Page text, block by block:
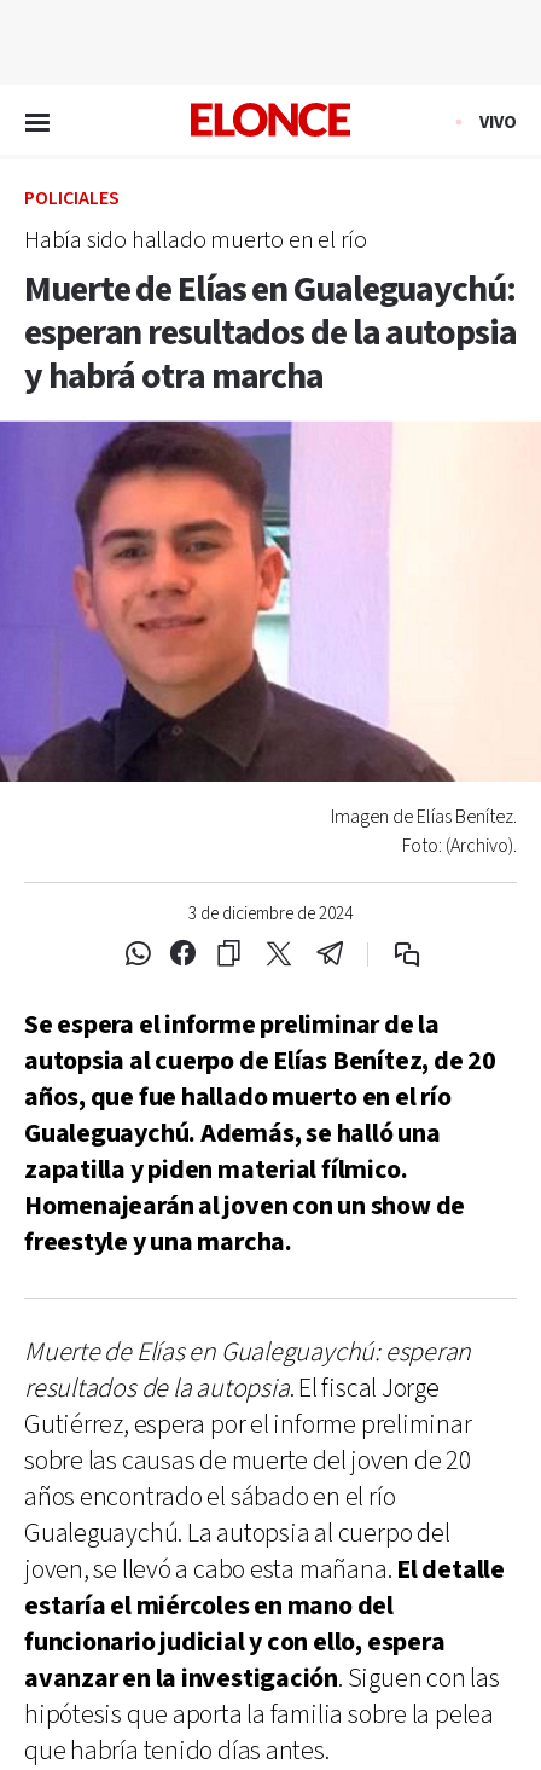
VIVO
POLICIALES
Había sido hallado muerto en el río
Muerte de Elías en Gualeguaychú:
esperan resultados de la autopsia
y habrá otra marcha
3 de diciembre de 2024
Imagen de Elías Benítez.
Foto: (Archivo).
Se espera el informe preliminar de la
autopsia al cuerpo de Elías Benítez, de 20
años, que fue hallado muerto en el río
Gualeguaychú. Además, se halló una
zapatilla y piden material fílmico.
Homenajearán al joven con un show de
freestyle y una marcha.
Muerte de Elías en Gualeguaychú: esperan
resultados de la autopsia. El fiscal Jorge
Gutiérrez, espera por el informe preliminar
sobre las causas de muerte del joven de 20
años encontrado el sábado en el río
Gualeguaychú. La autopsia al cuerpo del
joven, se llevó a cabo esta mañana. El detalle
estaría el miércoles en mano del
funcionario judicial y con ello, espera
avanzar en la investigación. Siguen con las
hipótesis que aporta la familia sobre la pelea
que habría tenido días antes.